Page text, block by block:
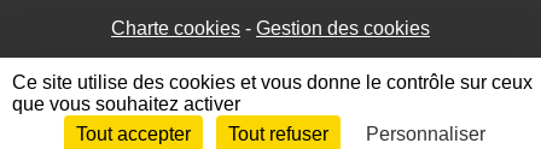
Charte cookies Gestion des cookies
Envie de participer ? Connexion
Ce site utilise des cookies et vous donne le contrôle sur ceux
que vous souhaitez activer
Tout accepter
Tout refuser Personnaliser